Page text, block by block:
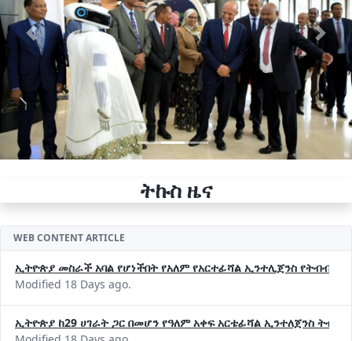
Previous Next
ኢትዮጵያ መስራች አባል የሆነችበት የአለም የአርተፊሻል ኢንተሊጀንስ የትብብር
Modified 18 Days ago.
ኢትዮጵያ ከ29 ሀገራት ጋር በመሆን የዓለም አቀፍ አርቴፊሻል ኢንተለጀንስ
Modified 18 Days ago.